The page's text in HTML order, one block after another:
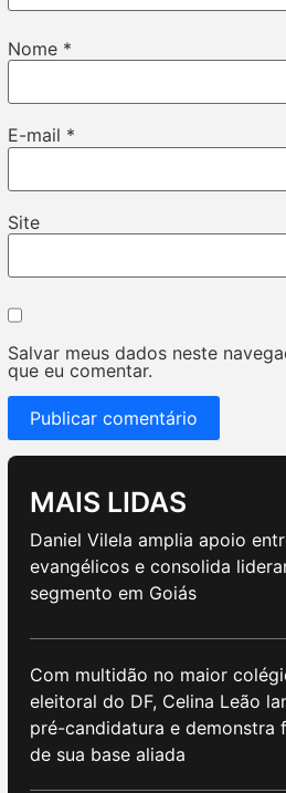
Nome *
E-mail *
Site
Salvar meus dados neste
que eu comentar.
MAIS LIDAS
Daniel Vilela amplia apoio
evangélicos e consolida
segmento em Goiás
Com multidão no maior
eleitoral do DF, Celina Leão
pré-candidatura e demonstra
de sua base aliada